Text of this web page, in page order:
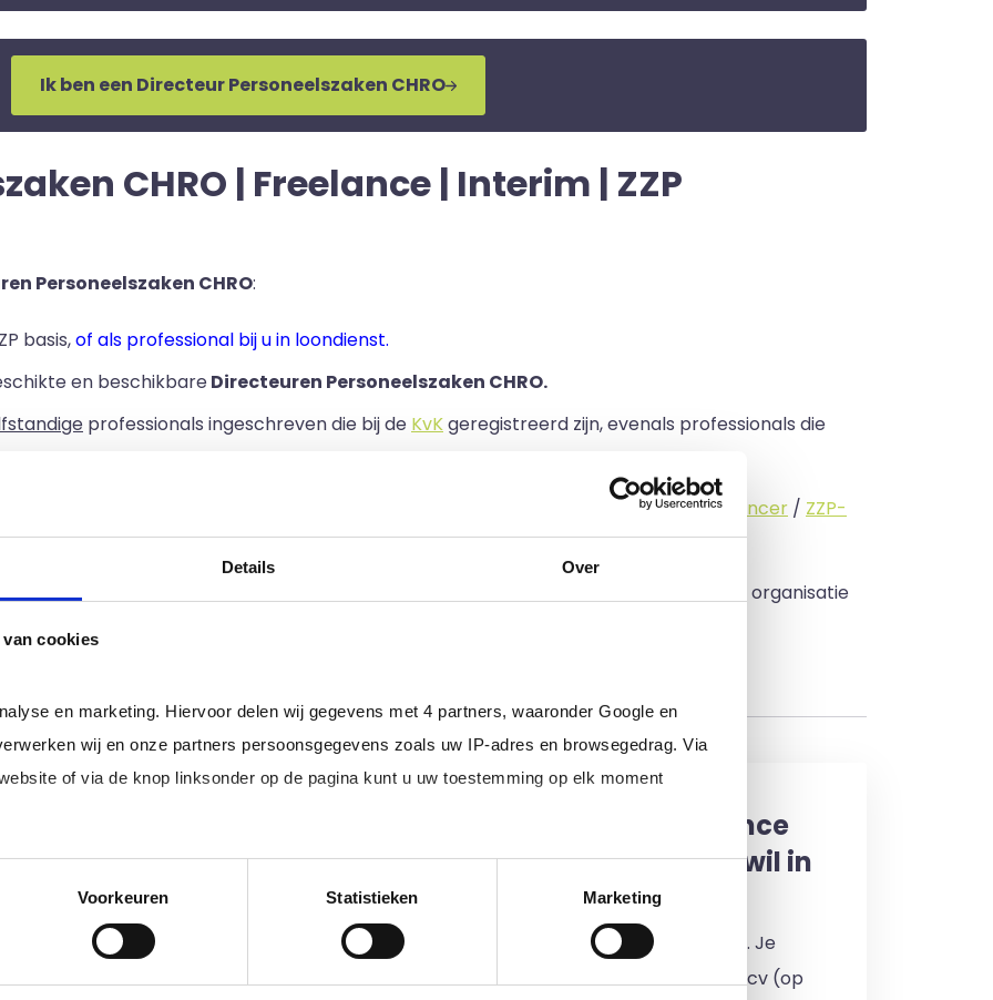
Details Over
cookies
en marketing. Hiervoor delen wij gegevens met 4 partners, waaronder Google en
wij en onze partners persoonsgegevens zoals uw IP-adres en browsegedrag. Via
of via de knop linksonder op de pagina kunt u uw toestemming op elk moment
Voorkeuren Statistieken Marketing
Ik ben een Directeur Personeelszaken CHRO
CHRO | Freelance | Interim | ZZP
Personeelszaken CHRO:
basis,of als professional bij u in loondienst.
en beschikbareDirecteuren Personeelszaken CHRO.
professionals ingeschreven die bij de KvKgeregistreerd zijn, evenals professionals die
bij uw organisatie.
interimmer/freelancer / ZZP-
dan het landelijke gemiddelde van ruim 20%
, zodat uw budget zo veel mogelijk in uw organisatie
in loondienst uit uw regio.
freelance
(of iemand
juiste kandidaten
No match? No pay!
Ik ben een interim, freelance
of ZZP professional (of ik wil in
loondienst)
Je schrijft je in door jouw cv te uploaden. Je
krijgt binnen 24 uur een reactie op jouw cv (op